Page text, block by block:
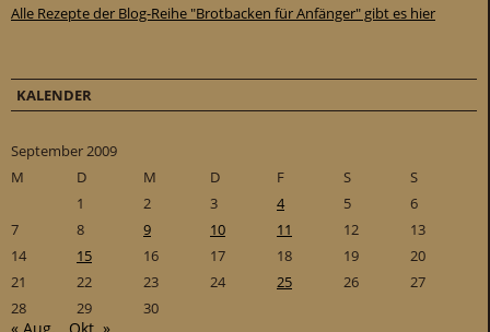
Alle Rezepte der Blog-Reihe "Brotbacken für Anfänger" gibt es hier
KALENDER
September 2009
M
D M D F S
S
1
2 3 4 5
6
7
8 9 10 11 12
13
14
15 16 17 18 19
20
21
22 23 24 25 26
27
28
29 30